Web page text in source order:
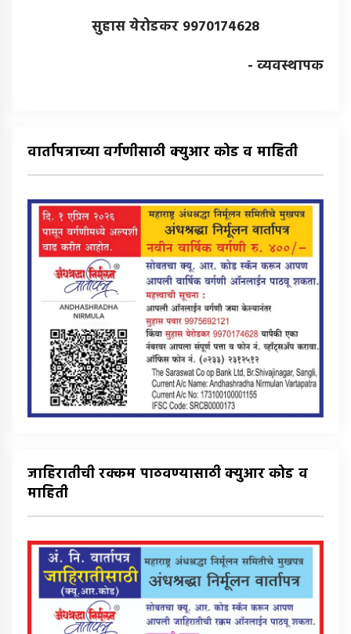
सुहास येरोडकर 9970174628
- व्यवस्थापक
वार्तापत्राच्या वर्गणीसाठी क्युआर कोड व माहिती
जाहिरातीची रक्कम पाठवण्यासाठी क्युआर कोड व
माहिती